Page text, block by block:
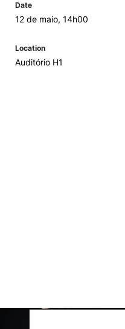
Date
12 de maio, 14h00
Location
Auditório H1